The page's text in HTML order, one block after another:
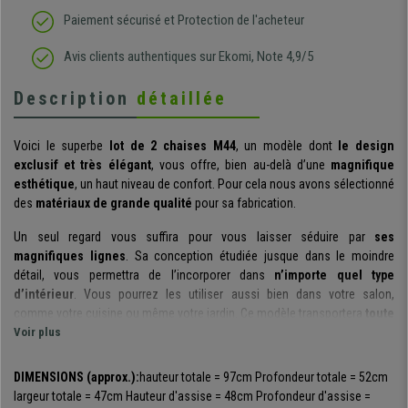
Paiement sécurisé et Protection de l'acheteur
Avis clients authentiques sur Ekomi, Note 4,9/5
Description détaillée
Voici le superbe lot de 2 chaises M44, un modèle dont
le design
exclusif et très élégant, vous offre, bien au-delà d’une magnifique
esthétique, un haut niveau de confort. Pour cela nous avons sélectionné
des matériaux de grande qualité pour sa fabrication.
Un seul regard vous suffira pour vous laisser séduire par ses
magnifiques lignes. Sa conception étudiée jusque dans le moindre
détail, vous permettra de l’incorporer dans n’importe quel type
d’intérieur. Vous pourrez les utiliser aussi bien dans votre salon,
comme votre cuisine ou même votre jardin. Ce modèle transportera toute
la beauté, la force et la chaleur de la nature
C’est pour cette raison que nous ne pouvions compter que sur une
sélection de
matériaux de grande qualité pour la conception de ce
Voir plus
DIMENSIONS (approx.):hauteur totale = 97cm Profondeur totale = 52cm
largeur totale = 47cm Hauteur d'assise = 48cm Profondeur d'assise =